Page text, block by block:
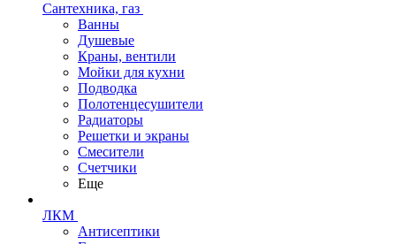
Сантехника, газ
Ванны
Душевые
Краны, вентили
Мойки для кухни
Подводка
Полотенцесушители
Радиаторы
Решетки и экраны
Смесители
Счетчики
Еще
ЛКМ
Антисептики